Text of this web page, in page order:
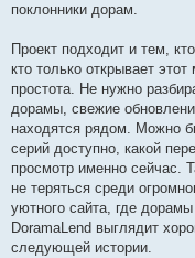
поклонники дорам.
Проект подходит и тем,
кто только открывает
простота. Не нужно
дорамы, свежие
находятся рядом. Можно
серий доступно, какой
просмотр именно сейчас.
не теряться среди
уютного сайта, где
DoramaLend выглядит
следующей истории.